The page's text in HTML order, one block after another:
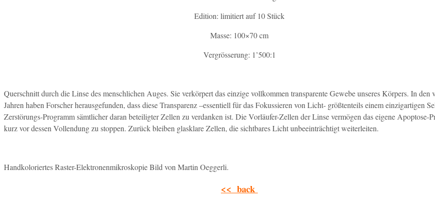
Edition: limitiert auf 10 Stück
Masse: 100×70 cm
Vergrösserung: 1’500:1
Querschnitt durch die Linse des menschlichen Auges. Sie verkörpert das einzige vollkommen transparente Gewebe unseres Körpers. In den
Jahren haben Forscher herausgefunden, dass diese Transparenz –essentiell für das Fokussieren von Licht- größtenteils einem einzigartigen
Zerstörungs-Programm sämtlicher daran beteiligter Zellen zu verdanken ist. Die Vorläufer-Zellen der Linse vermögen das eigene Apoptose-
kurz vor dessen Vollendung zu stoppen. Zurück bleiben glasklare Zellen, die sichtbares Licht unbeeinträchtigt weiterleiten.
Handkoloriertes Raster-Elektronenmikroskopie Bild von Martin Oeggerli.
<< back